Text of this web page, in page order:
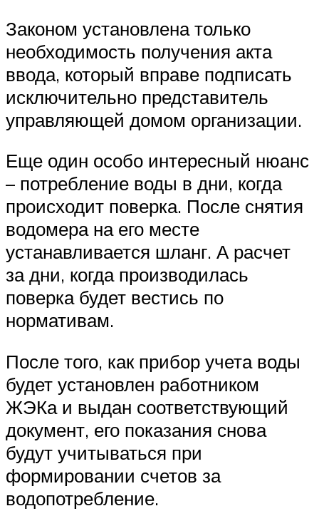
Законом установлена только
необходимость получения акта
ввода, который вправе подписать
исключительно представитель
управляющей домом организации.
Еще один особо интересный нюанс
– потребление воды в дни, когда
происходит поверка. После снятия
водомера на его месте
устанавливается шланг. А расчет
за дни, когда производилась
поверка будет вестись по
нормативам.
После того, как прибор учета воды
будет установлен работником
ЖЭКа и выдан соответствующий
документ, его показания снова
будут учитываться при
формировании счетов за
водопотребление.